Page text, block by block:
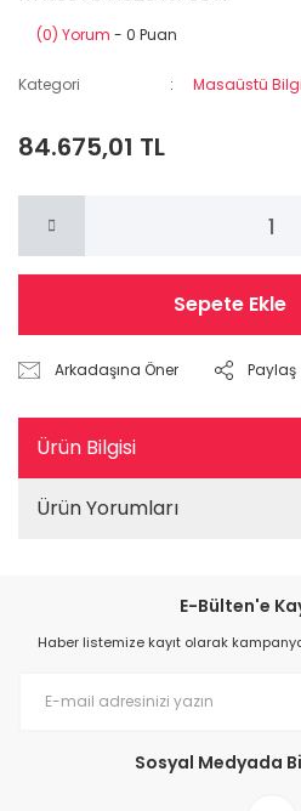
(0) Yorum - 0 Puan
Kategori Masaüstü
84.675,01 TL
Sepete Ekle
Arkadaşına Öner Paylaş
Ürün Bilgisi
Ürün Yorumları
E-Bülten'e
Haber listemize kayıt olarak
Sosyal Medyada